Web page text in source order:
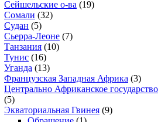
Сейшельские о-ва (19)
Сомали (32)
Судан (5)
Сьерра-Леоне (7)
Танзания (10)
Тунис (16)
Уганда (13)
Французская Западная Африка (3)
Центрально Африканское государство
(5)
Экваториальная Гвинея (9)